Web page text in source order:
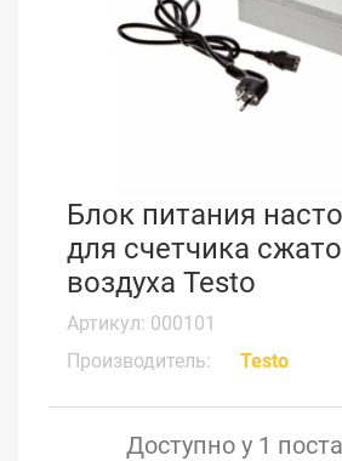
Блок питания
для счетчика
воздуха Testo
Артикул: 000101
Производитель:
Testo
Доступно у 1